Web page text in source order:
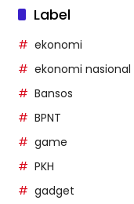
Label
ekonomi
ekonomi nasional
Bansos
BPNT
game
PKH
gadget